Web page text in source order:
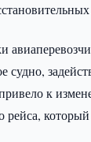
судно,
к
рейса,